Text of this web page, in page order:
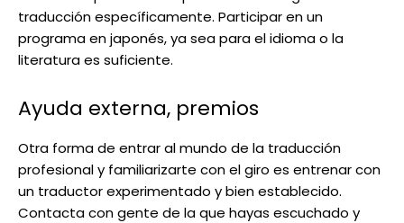
traducción específicamente. Participar en un
programa en japonés, ya sea para el idioma o la
literatura es suficiente.
Ayuda externa, premios
Otra forma de entrar al mundo de la traducción
profesional y familiarizarte con el giro es entrenar con
un traductor experimentado y bien establecido.
Contacta con gente de la que hayas escuchado y